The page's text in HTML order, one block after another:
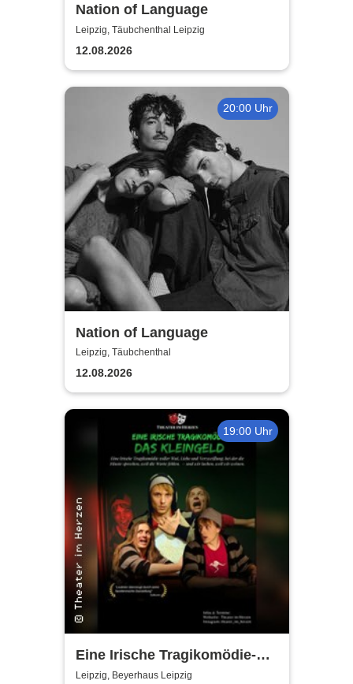
Nation of Language
Leipzig, Täubchenthal Leipzig
12.08.2026
20:00 Uhr
Nation of Language
Leipzig, Täubchenthal
12.08.2026
19:00 Uhr
Eine Irische Tragikomödie-
Das Kleingeld | Getreu dem
Leipzig, Beyerhaus Leipzig